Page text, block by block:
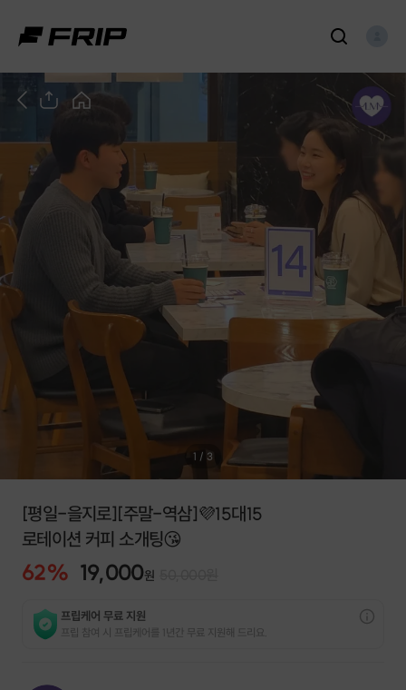
1 / 3
[평일-을지로][주말-역삼]💜15대15
로테이션 커피 소개팅😘
62% 19,000원
프립케어 무료 지원
프립 참여 시 프립케어를 1년간 무료 지원해 드리요.